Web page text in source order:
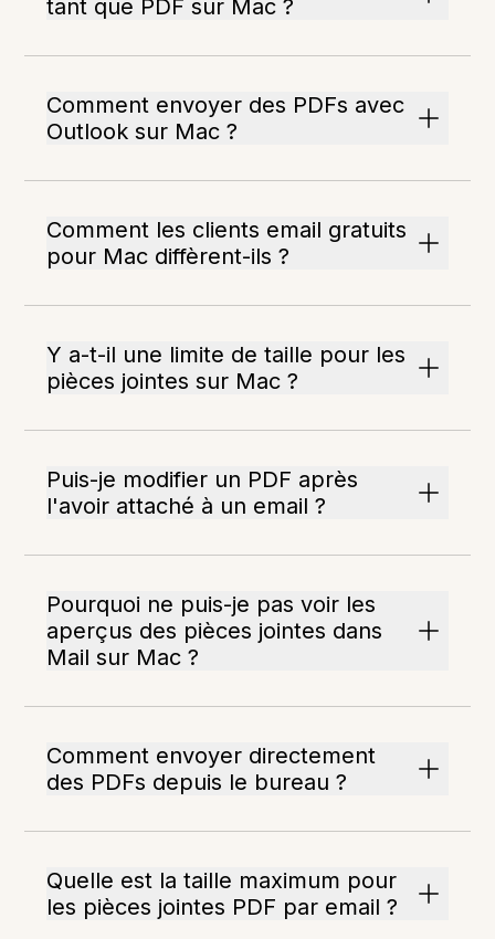
tant que PDF sur Mac ?
Comment envoyer des PDFs avec
Outlook sur Mac ?
Comment les clients email gratuits
pour Mac diffèrent-ils ?
Y a-t-il une limite de taille pour les
pièces jointes sur Mac ?
Puis-je modifier un PDF après
l'avoir attaché à un email ?
Pourquoi ne puis-je pas voir les
aperçus des pièces jointes dans
Mail sur Mac ?
Comment envoyer directement
des PDFs depuis le bureau ?
Quelle est la taille maximum pour
les pièces jointes PDF par email ?